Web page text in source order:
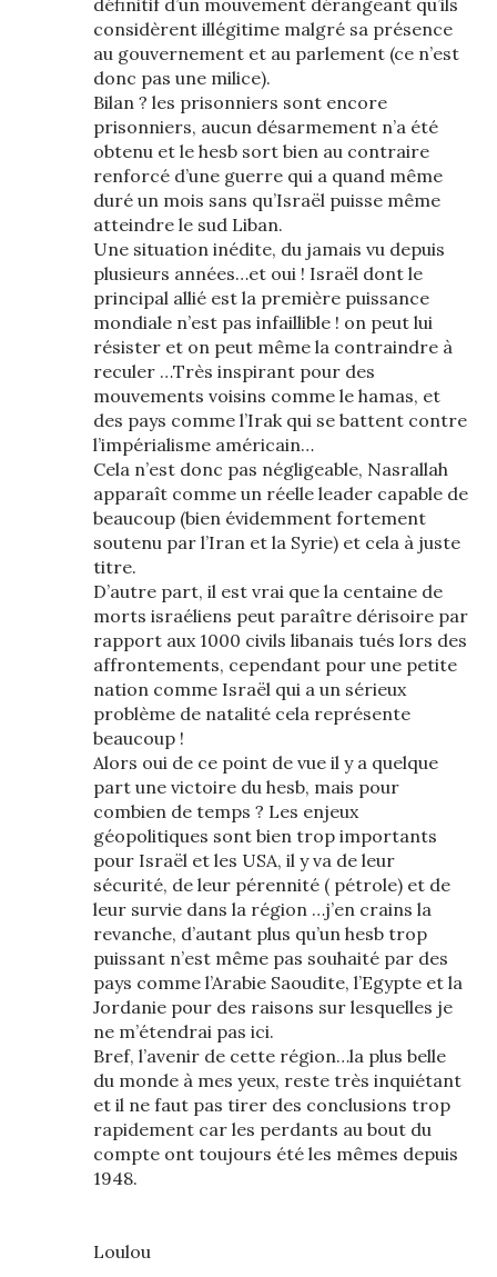
définitif d’un mouvement dérangeant qu’ils
considèrent illégitime malgré sa présence
au gouvernement et au parlement (ce n’est
donc pas une milice).
Bilan ? les prisonniers sont encore
prisonniers, aucun désarmement n’a été
obtenu et le hesb sort bien au contraire
renforcé d’une guerre qui a quand même
duré un mois sans qu’Israël puisse même
atteindre le sud Liban.
Une situation inédite, du jamais vu depuis
plusieurs années…et oui ! Israël dont le
principal allié est la première puissance
mondiale n’est pas infaillible ! on peut lui
résister et on peut même la contraindre à
reculer …Très inspirant pour des
mouvements voisins comme le hamas, et
des pays comme l’Irak qui se battent contre
l’impérialisme américain…
Cela n’est donc pas négligeable, Nasrallah
apparaît comme un réelle leader capable de
beaucoup (bien évidemment fortement
soutenu par l’Iran et la Syrie) et cela à juste
titre.
D’autre part, il est vrai que la centaine de
morts israéliens peut paraître dérisoire par
rapport aux 1000 civils libanais tués lors des
affrontements, cependant pour une petite
nation comme Israël qui a un sérieux
problème de natalité cela représente
beaucoup !
Alors oui de ce point de vue il y a quelque
part une victoire du hesb, mais pour
combien de temps ? Les enjeux
géopolitiques sont bien trop importants
pour Israël et les USA, il y va de leur
sécurité, de leur pérennité ( pétrole) et de
leur survie dans la région …j’en crains la
revanche, d’autant plus qu’un hesb trop
puissant n’est même pas souhaité par des
pays comme l’Arabie Saoudite, l’Egypte et la
Jordanie pour des raisons sur lesquelles je
ne m’étendrai pas ici.
Bref, l’avenir de cette région…la plus belle
du monde à mes yeux, reste très inquiétant
et il ne faut pas tirer des conclusions trop
rapidement car les perdants au bout du
compte ont toujours été les mêmes depuis
1948.
Loulou